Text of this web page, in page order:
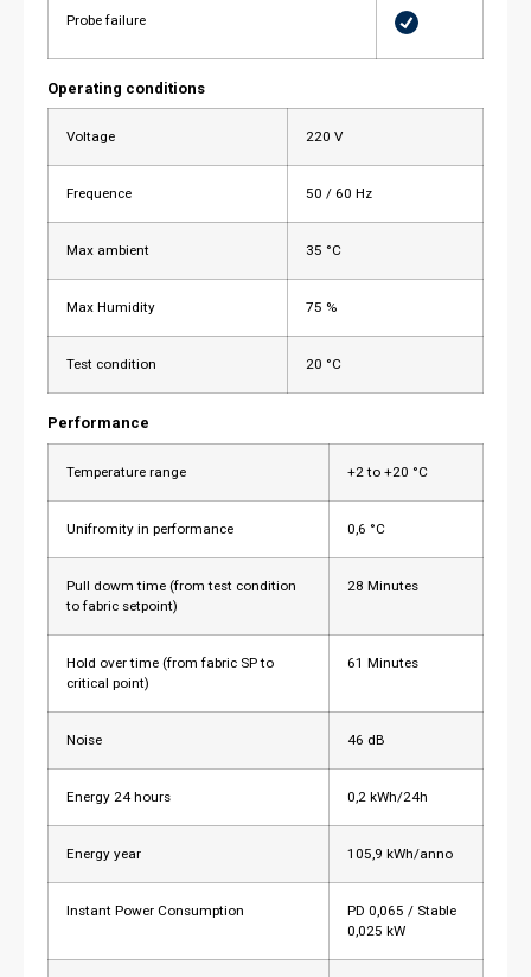
Probe failure
Operating conditions
Voltage 220 V
Frequence 50 / 60 Hz
Max ambient 35 °C
Max Humidity 75 %
Test condition 20 °C
Performance
Temperature range +2 to +20 °C
Unifromity in performance 0,6 °C
Pull dowm time (from test condition
to fabric setpoint)
28 Minutes
Hold over time (from fabric SP to
critical point)
61 Minutes
Noise 46 dB
Energy 24 hours 0,2 kWh/24h
Energy year 105,9 kWh/anno
Instant Power Consumption
PD 0,065 / Stable
0,025 kW